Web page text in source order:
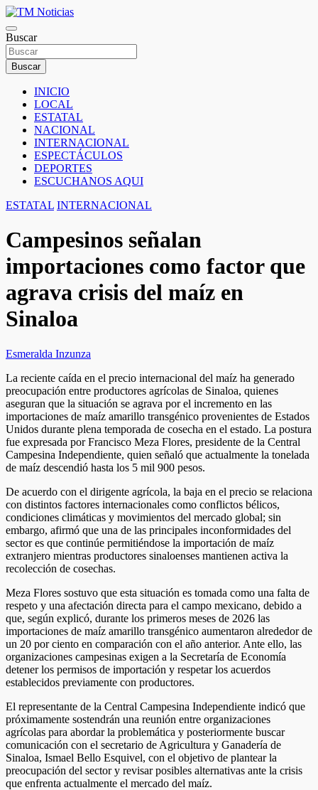
Saltar
al
contenido
TM Noticias
TM Noticias
Buscar
Buscar
INICIO
LOCAL
ESTATAL
NACIONAL
INTERNACIONAL
ESPECTÁCULOS
DEPORTES
ESCUCHANOS AQUI
ESTATAL INTERNACIONAL
Campesinos señalan
importaciones como factor que
agrava crisis del maíz en
Sinaloa
Esmeralda Inzunza
La reciente caída en el precio internacional del maíz ha generado
preocupación entre productores agrícolas de Sinaloa, quienes
aseguran que la situación se agrava por el incremento en las
importaciones de maíz amarillo transgénico provenientes de Estados
Unidos durante plena temporada de cosecha en el estado. La postura
fue expresada por Francisco Meza Flores, presidente de la Central
Campesina Independiente, quien señaló que actualmente la tonelada
de maíz descendió hasta los 5 mil 900 pesos.
De acuerdo con el dirigente agrícola, la baja en el precio se relaciona
con distintos factores internacionales como conflictos bélicos,
condiciones climáticas y movimientos del mercado global; sin
embargo, afirmó que una de las principales inconformidades del
sector es que continúe permitiéndose la importación de maíz
extranjero mientras productores sinaloenses mantienen activa la
recolección de cosechas.
Meza Flores sostuvo que esta situación es tomada como una falta de
respeto y una afectación directa para el campo mexicano, debido a
que, según explicó, durante los primeros meses de 2026 las
importaciones de maíz amarillo transgénico aumentaron alrededor de
un 20 por ciento en comparación con el año anterior. Ante ello, las
organizaciones campesinas exigen a la Secretaría de Economía
detener los permisos de importación y respetar los acuerdos
establecidos previamente con productores.
El representante de la Central Campesina Independiente indicó que
próximamente sostendrán una reunión entre organizaciones
agrícolas para abordar la problemática y posteriormente buscar
comunicación con el secretario de Agricultura y Ganadería de
Sinaloa, Ismael Bello Esquivel, con el objetivo de plantear la
preocupación del sector y revisar posibles alternativas ante la crisis
que enfrenta actualmente el mercado del maíz.